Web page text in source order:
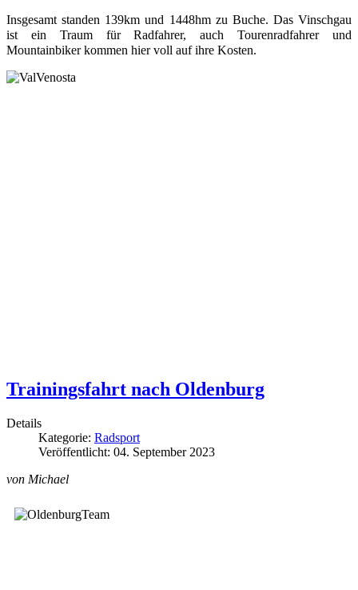
Insgesamt standen 139km und 1448hm zu Buche. Das Vinschgau
ist ein Traum für Radfahrer, auch Tourenradfahrer und
Mountainbiker kommen hier voll auf ihre Kosten.
Trainingsfahrt nach Oldenburg
Details
Kategorie: Radsport
Veröffentlicht: 04. September 2023
von Michael